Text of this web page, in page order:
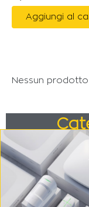
Aggiungi al
Nessun